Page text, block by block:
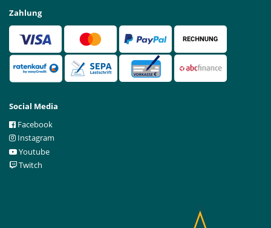
Zahlung
Social Media
Facebook
Instagram
Youtube
Twitch